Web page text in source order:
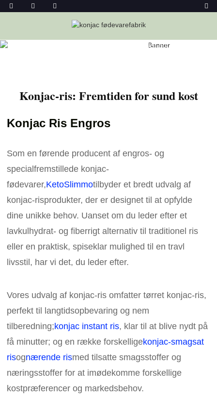
Konjac-Ris: Fremtiden For Sund Kost
Konjac-ris: Fremtiden for sund kost
Konjac Ris Engros
Som en førende producent af engros- og
specialfremstillede konjac-
fødevarer,KetoSlimmotilbyder et bredt udvalg af
konjac-risprodukter, der er designet til at opfylde
dine unikke behov. Uanset om du leder efter et
lavkulhydrat- og fiberrigt alternativ til traditionel ris
eller en praktisk, spiseklar mulighed til en travl
livsstil, har vi det, du leder efter.
Vores udvalg af konjac-ris omfatter tørret konjac-ris,
perfekt til langtidsopbevaring og nem
tilberedning;konjac instant ris, klar til at blive nydt på
få minutter; og en række forskelligekonjac-smagsat
risognærende rismed tilsatte smagsstoffer og
næringsstoffer for at imødekomme forskellige
kostpræferencer og markedsbehov.